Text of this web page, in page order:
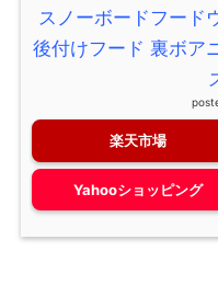
スノーボードフード
後付けフード 裏ボア
楽天市場
Yahooショッピング